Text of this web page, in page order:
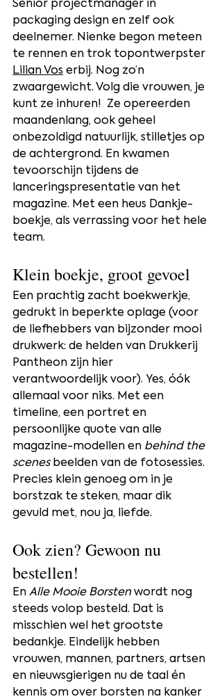
Senior projectmanager in
packaging design en zelf ook
deelnemer. Nienke begon meteen
te rennen en trok topontwerpster
Lilian Vos erbij. Nog zo’n
zwaargewicht. Volg die vrouwen, je
kunt ze inhuren!  Ze opereerden
maandenlang, ook geheel
onbezoldigd natuurlijk, stilletjes op
de achtergrond. En kwamen
tevoorschijn tijdens de
lanceringspresentatie van het
magazine. Met een heus Dankje-
boekje, als verrassing voor het hele
team.
Klein boekje, groot gevoel
Een prachtig zacht boekwerkje,
gedrukt in beperkte oplage (voor
de liefhebbers van bijzonder mooi
drukwerk: de helden van Drukkerij
Pantheon zijn hier
verantwoordelijk voor). Yes, óók
allemaal voor niks. Met een
timeline, een portret en
persoonlijke quote van alle
magazine-modellen en behind the
scenes beelden van de fotosessies.
Precies klein genoeg om in je
borstzak te steken, maar dik
gevuld met, nou ja, liefde.
Ook zien? Gewoon nu
bestellen!
En Alle Mooie Borsten wordt nog
steeds volop besteld. Dat is
misschien wel het grootste
bedankje. Eindelijk hebben
vrouwen, mannen, partners, artsen
en nieuwsgierigen nu de taal én
kennis om over borsten na kanker